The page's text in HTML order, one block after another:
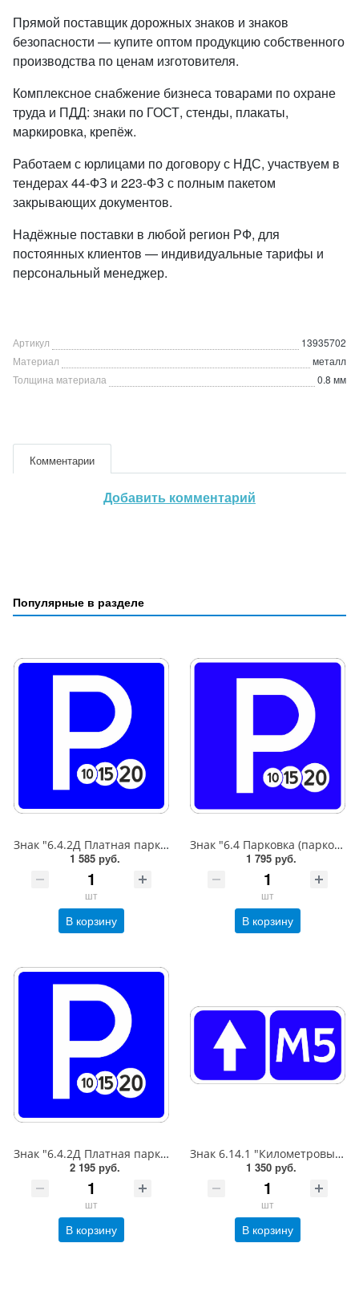
Прямой поставщик дорожных знаков и знаков
безопасности — купите оптом продукцию собственного
производства по ценам изготовителя.
Комплексное снабжение бизнеса товарами по охране
труда и ПДД: знаки по ГОСТ, стенды, плакаты,
маркировка, крепёж.
Работаем с юрлицами по договору с НДС, участвуем в
тендерах 44-ФЗ и 223-ФЗ с полным пакетом
закрывающих документов.
Надёжные поставки в любой регион РФ, для
постоянных клиентов — индивидуальные тарифы и
персональный менеджер.
Артикул
13935702
Материал
металл
Толщина материала
0.8 мм
Комментарии
Добавить комментарий
Популярные в разделе
Знак "6.4.2Д Платная парковка для автотранспорта»,B=600,Тип А Коммерческая (3 года),металл 0.8 мм
1 585 руб.
шт
В корзину
Знак "6.4 Парковка (парковочное место)",B=600,Тип А (1б) Микропризм. (7-9 лет)металл 0.8 мм
1 795 руб.
шт
В корзину
Знак "6.4.2Д Платная парковка для автотранспорта»,B=700Тип А (la) Инженерная (5 лет)металл 0.8 мм
2 195 руб.
шт
В корзину
Знак 6.14.1 "Километровый знак",350*700Тип А (1б) Микропризм. (7-9 лет)металл 0.8 мм
1 350 руб.
шт
В корзину